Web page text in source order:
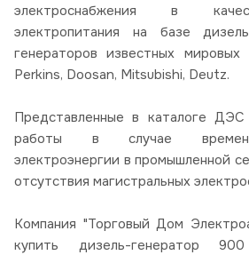
электроснабжения в
электропитания на базе
генераторов известных
Perkins, Doosan, Mitsubishi, Deutz.
Представленные в каталоге ДЭС
работы в случае
электроэнергии в промышленной
отсутствия магистральных
Компания "Торговый Дом
купить дизель-генератор